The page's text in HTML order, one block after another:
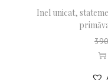
Inel unicat,